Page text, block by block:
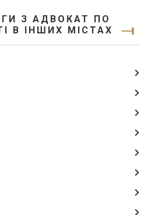
З АДВОКАТ ПО
В ІНШИХ МІСТАХ